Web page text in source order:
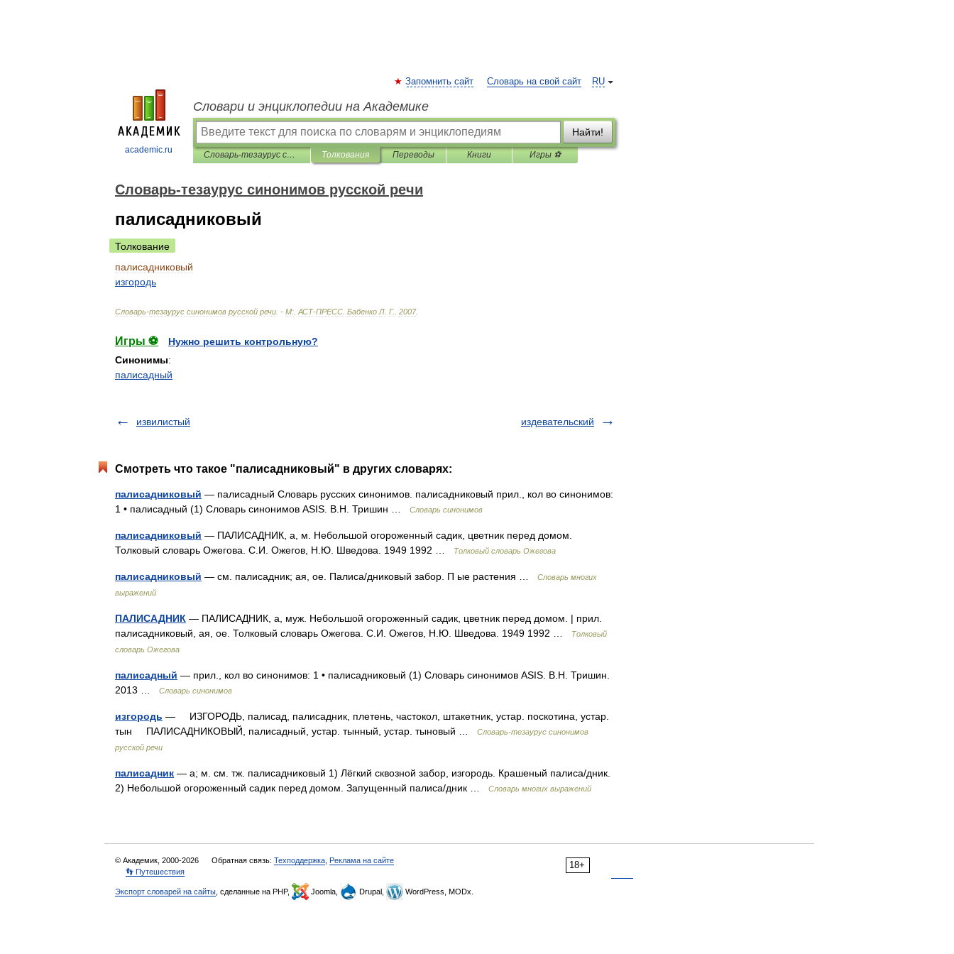
academic.ru
RU
Запомнить сайт Словарь на свой сайт
Словари и энциклопедии на Академике
Найти!
Словарь-тезаурус синонимов русской речи Толкования Переводы Книги Игры ⚽
Словарь-тезаурус синонимов русской речи
палисадниковый
Толкование
палисадниковый
изгородь
Словарь-тезаурус синонимов русской речи . - М: АСТ-ПРЕСС Бабенко Л Г. 2007.
Игры ⚽
Нужно решить контрольную?
Синонимы:
палисадный
извилистый издевательский
Смотреть что такое "палисадниковый" в других словарях:
палисадниковый — палисадный Словарь русских синонимов. палисадниковый прил., кол во синонимов:
1 • палисадный (1) Словарь синонимов ASIS. В.Н. Тришин …
Словарь синонимов
палисадниковый — ПАЛИСАДНИК, а, м. Небольшой огороженный садик, цветник перед домом.
Толковый словарь Ожегова. С.И. Ожегов, Н.Ю. Шведова. 1949 1992 …
Толковый словарь Ожегова
палисадниковый — см. палисадник; ая, ое. Палиса/дниковый забор. П ые растения …
Словарь многих
выражений
ПАЛИСАДНИК — ПАЛИСАДНИК, а, муж. Небольшой огороженный садик, цветник перед домом. | прил.
палисадниковый, ая, ое. Толковый словарь Ожегова. С.И. Ожегов, Н.Ю. Шведова. 1949 1992 …
Толковый
словарь Ожегова
палисадный — прил., кол во синонимов: 1 • палисадниковый (1) Словарь синонимов ASIS. В.Н. Тришин.
2013 …
Словарь синонимов
изгородь — ИЗГОРОДЬ, палисад, палисадник, плетень, частокол, штакетник, устар. поскотина, устар.
тын ПАЛИСАДНИКОВЫЙ, палисадный, устар. тынный, устар. тыновый …
Словарь-тезаурус синонимов
русской речи
палисадник — а; м. см. тж. палисадниковый 1) Лёгкий сквозной забор, изгородь. Крашеный палиса/дник.
2) Небольшой огороженный садик перед домом. Запущенный палиса/дник …
Словарь многих выражений
18+
© Академик, 2000-2026 Обратная связь: Техподдержка Реклама на сайте
👣 Путешествия
Экспорт словарей на сайты , сделанные на PHP, Joomla, Drupal, WordPress, MODx.